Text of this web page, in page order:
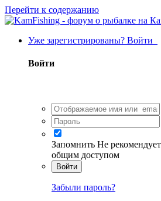
Перейти к содержанию
Уже зарегистрированы? Войти
Войти
Запомнить Не
общим доступом
Войти
Забыли пароль?